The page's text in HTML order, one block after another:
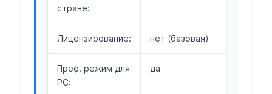
стране:
Лицензирование: нет (базовая)
Преф. режим для
РС:
да